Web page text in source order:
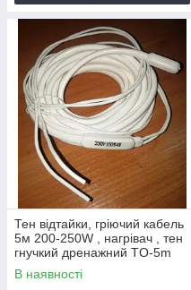
Тен відтайки, гріючий кабель
5м 200-250W , нагрівач , тен
гнучкий дренажний TO-5m
В наявності